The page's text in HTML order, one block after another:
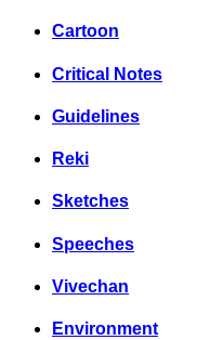
Cartoon
Critical Notes
Guidelines
Reki
Sketches
Speeches
Vivechan
Environment